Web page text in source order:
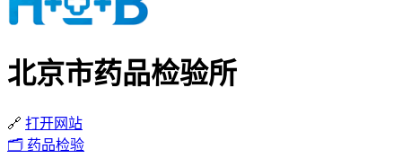
北京市药品检验所
🔗 打开网站
🗂 药品检验